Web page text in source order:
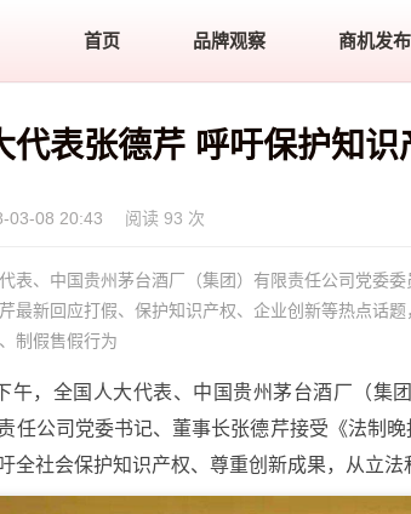
首页 品牌观察 商机发布
代表张德芹 呼吁保护知
03-08 20:43 阅读 93 次
表、中国贵州茅台酒厂（集团）有限责任公司党委
最新回应打假、保护知识产权、企业创新等热点话
制假售假行为
午，全国人大代表、中国贵州茅台酒厂（集
任公司党委书记、董事长张德芹接受《法制
全社会保护知识产权、尊重创新成果，从立